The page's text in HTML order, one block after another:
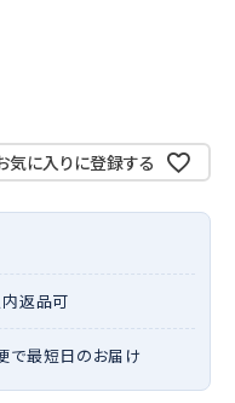
気に入りに登録する
返品可
で最短日のお届け